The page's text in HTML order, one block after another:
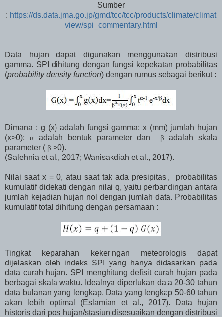
Sumber
: https://ds.data.jma.go.jp/gmd/tcc/tcc/products/climate/climat
view/spi_commentary.html
Data hujan dapat digunakan menggunakan distribusi
gamma. SPI dihitung dengan fungsi kepekatan probabilitas
(probability density function) dengan rumus sebagai berikut :
Dimana : g (x) adalah fungsi gamma; x (mm) jumlah hujan
(x>0); α adalah bentuk parameter dan βadalah skala
parameter ( β >0).
(Salehnia et al., 2017; Wanisakdiah et al., 2017).
Nilai saat x = 0, atau saat tak ada presipitasi, probabilitas
kumulatif didekati dengan nilai q, yaitu perbandingan antara
jumlah kejadian hujan nol dengan jumlah data. Probabilitas
kumulatif total dihitung dengan persamaan :
Tingkat keparahan kekeringan meteorologis dapat
dijelaskan oleh indeks SPI yang hanya didasarkan pada
data curah hujan. SPI menghitung defisit curah hujan pada
berbagai skala waktu. Idealnya diperlukan data 20-30 tahun
data bulanan yang lengkap. Data yang lengkap 50-60 tahun
akan lebih optimal (Eslamian et al., 2017). Data hujan
historis dari pos hujan/stasiun disesuaikan dengan distribusi